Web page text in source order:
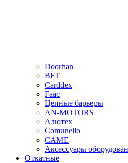
Doorhan
BFT
Carddex
Faac
Цепные барьеры
AN-MOTORS
Алютех
Comunello
CAME
Аксессуары
Откатные